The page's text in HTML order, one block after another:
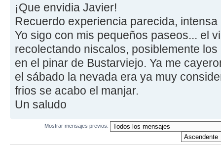
¡Que envidia Javier!
Recuerdo experiencia parecida,
Yo sigo con mis pequeños paseos... el
recolectando niscalos, posiblemente
en el pinar de Bustarviejo. Ya me
el sábado la nevada era ya muy
frios se acabo el manjar.
Un saludo
Mostrar mensajes previos: